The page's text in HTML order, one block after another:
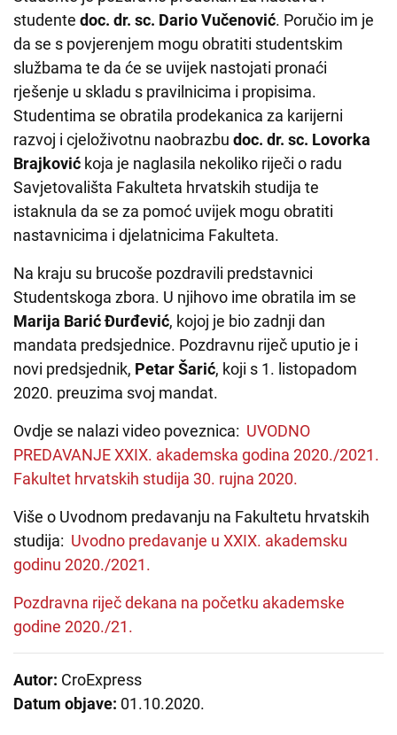
studente doc. dr. sc. Dario Vučenović. Poručio im je
da se s povjerenjem mogu obratiti studentskim
službama te da će se uvijek nastojati pronaći
rješenje u skladu s pravilnicima i propisima.
Studentima se obratila prodekanica za karijerni
razvoj i cjeloživotnu naobrazbu doc. dr. sc. Lovorka
Brajković koja je naglasila nekoliko riječi o radu
Savjetovališta Fakulteta hrvatskih studija te
istaknula da se za pomoć uvijek mogu obratiti
nastavnicima i djelatnicima Fakulteta.
Na kraju su brucoše pozdravili predstavnici
Studentskoga zbora. U njihovo ime obratila im se
Marija Barić Đurđević, kojoj je bio zadnji dan
mandata predsjednice. Pozdravnu riječ uputio je i
novi predsjednik, Petar Šarić, koji s 1. listopadom
2020. preuzima svoj mandat.
Ovdje se nalazi video poveznica: UVODNO
PREDAVANJE XXIX. akademska godina 2020./2021.
Fakultet hrvatskih studija 30. rujna 2020.
Više o Uvodnom predavanju na Fakultetu hrvatskih
studija: Uvodno predavanje u XXIX. akademsku
godinu 2020./2021.
Pozdravna riječ dekana na početku akademske
godine 2020./21.
Autor: CroExpress
Datum objave: 01.10.2020.